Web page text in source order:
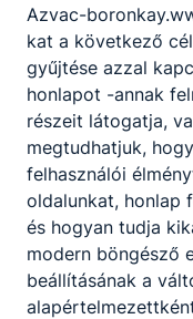
DÖK 2012-2013
Azvac-
kat a következő
gyűjtése azzal
honlapot -annak
részeit látogatja,
megtudhatjuk,
felhasználói
oldalunkat, honlap
és hogyan tudja
modern böngésző
beállításának a